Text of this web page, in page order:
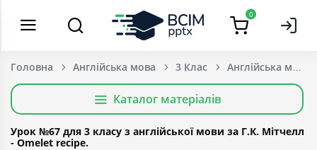
0
Головна Англійська мова 3 Клас
Каталог матеріалів
Урок №67 для 3 класу з англійської мови за Г.К. Мітчелл
- Omelet recipe.